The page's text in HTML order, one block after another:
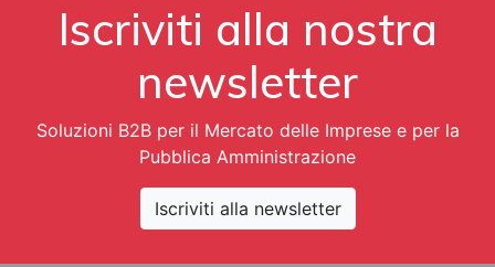
Iscriviti alla nostra
newsletter
Soluzioni B2B per il Mercato delle Imprese e per la
Pubblica Amministrazione
Iscriviti alla newsletter